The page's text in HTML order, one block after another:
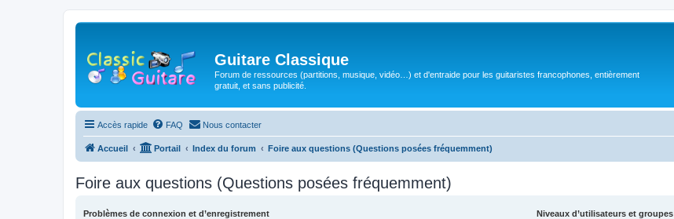
Guitare Classique
Forum de ressources (partitions, musique, vidéo…) et d'entraide pour les guitaristes francophones, entièrement
gratuit, et sans publicité.
Accès rapide FAQ Nous contacter
Accueil Portail Index du forum Foire aux questions (Questions posées fréquemment)
Foire aux questions (Questions posées fréquemment)
Problèmes de connexion et d’enregistrement
Niveaux d’utilisateurs et groupes